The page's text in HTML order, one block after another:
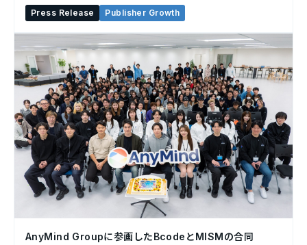
Press Release
Publisher Growth
AnyMind Groupに参画したBcodeとMISMの合同